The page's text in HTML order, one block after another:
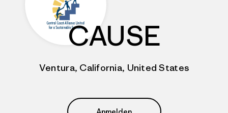
CAUSE
Ventura, California, United States